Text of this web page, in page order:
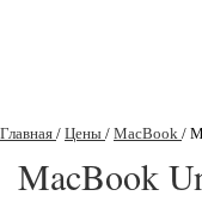
Главная / Цены / MacBook /
MacBook